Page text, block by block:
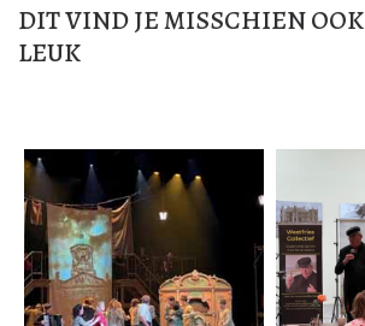
DIT VIND JE MISSCHIEN OOK
LEUK